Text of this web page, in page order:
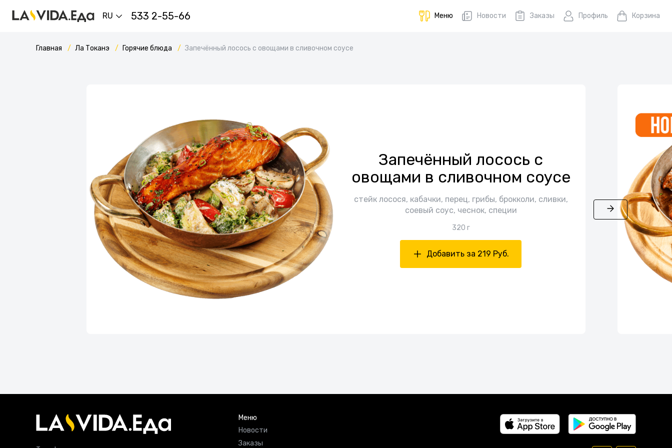
RU 533 2-55-66 Меню Новости Заказы Профиль Корзина
Главная Ла Токанэ Горячие блюда Запечённый лосось с овощами в сливочном соусе
Запечённый лосось с
овощами в сливочном соусе
стейк лосося, кабачки, перец, грибы, брокколи, сливки,
соевый соус, чеснок, специи
320 г
Добавить за 219 Руб.
Меню
Новости
Заказы